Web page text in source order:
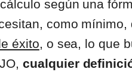
según una
como
éxito, o sea, lo que
cualquier